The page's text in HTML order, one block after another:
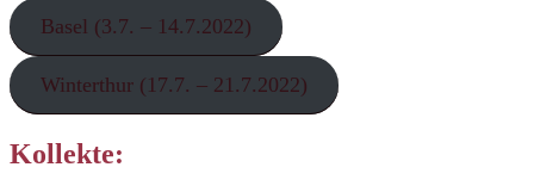
Basel (3.7. – 14.7.2022)
Winterthur (17.7. – 21.7.2022)
Kollekte: